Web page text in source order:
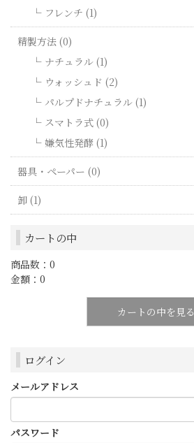
フレンチ (1)
精製方法 (0)
ナチュラル (1)
ウォッシュド (2)
パルプドナチュラル (1)
スマトラ式 (0)
嫌気性発酵 (1)
器具・ペーパー (0)
卸 (1)
カートの中
商品数：0
金額：0
カートの中を見る
ログイン
メールアドレス
パスワード